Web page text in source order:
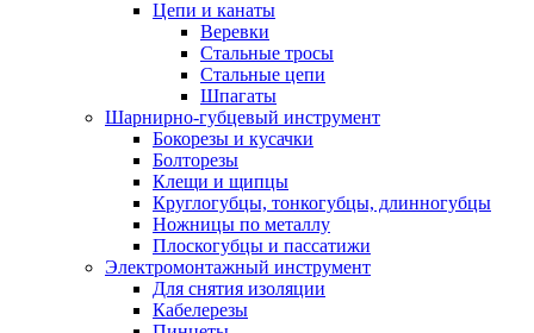
Цепи и канаты
Веревки
Стальные тросы
Стальные цепи
Шпагаты
Шарнирно-губцевый инструмент
Бокорезы и кусачки
Болторезы
Клещи и щипцы
Круглогубцы, тонкогубцы, длинногубцы
Ножницы по металлу
Плоскогубцы и пассатижи
Электромонтажный инструмент
Для снятия изоляции
Кабелерезы